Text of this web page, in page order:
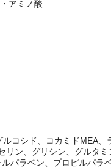
アミノ酸
コシド、コカミドMEA
リン、グリシン、グルタ
パラベン、プロピルパラ